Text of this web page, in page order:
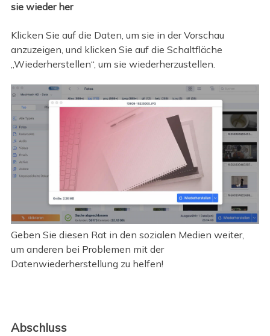
sie wieder her
Klicken Sie auf die Daten, um sie in der Vorschau
anzuzeigen, und klicken Sie auf die Schaltfläche
„Wiederherstellen“, um sie wiederherzustellen.
Geben Sie diesen Rat in den sozialen Medien weiter,
um anderen bei Problemen mit der
Datenwiederherstellung zu helfen!
Abschluss